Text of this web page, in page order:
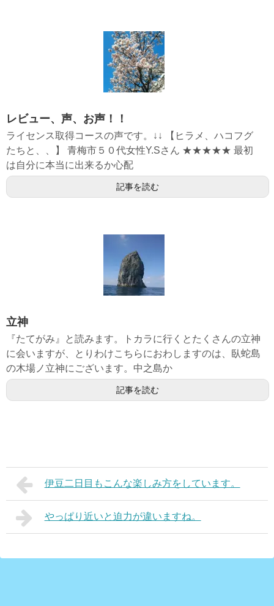
レビュー、声、お声！！
ライセンス取得コースの声です。↓↓ 【ヒラメ、ハコフグ
たちと、、】 青梅市５０代女性Y.Sさん ★★★★★ 最初
は自分に本当に出来るか心配
記事を読む
立神
『たてがみ』と読みます。トカラに行くとたくさんの立神
に会いますが、とりわけこちらにおわしますのは、臥蛇島
の木場ノ立神にございます。中之島か
記事を読む
伊豆二日目もこんな楽しみ方をしています。
やっぱり近いと迫力が違いますね。